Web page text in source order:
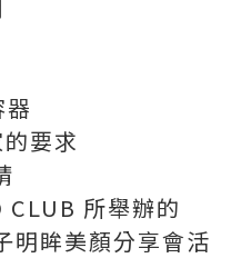
要求
CLUB 所舉辦的
明眸美顏分享會活